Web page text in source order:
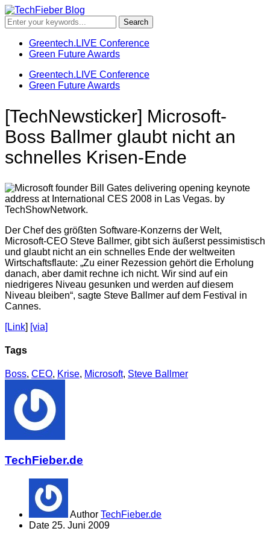
Greentech.LIVE Conference
Green Future Awards
Greentech.LIVE Conference
Green Future Awards
[TechNewsticker] Microsoft-
Boss Ballmer glaubt nicht an
schnelles Krisen-Ende
Der Chef des größten Software-Konzerns der Welt,
Microsoft-CEO Steve Ballmer, gibt sich äußerst pessimistisch
und glaubt nicht an ein schnelles Ende der weltweiten
Wirtschaftsflaute: „Zu einer Rezession gehört die Erholung
danach, aber damit rechne ich nicht. Wir sind auf ein
niedrigeres Niveau gesunken und werden auf diesem
Niveau bleiben“, sagte Steve Ballmer auf dem Festival in
Cannes.
[Link] [via]
Tags
Boss, CEO, Krise, Microsoft, Steve Ballmer
TechFieber.de
Author TechFieber.de
Date 25. Juni 2009